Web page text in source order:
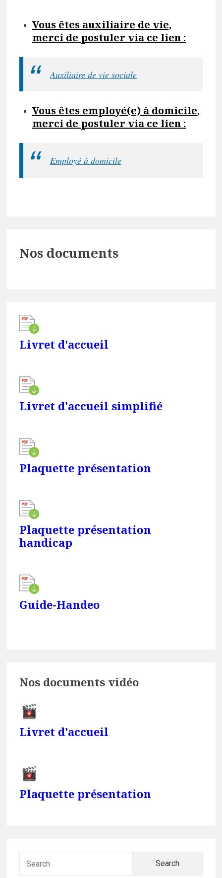
Vous êtes auxiliaire de vie,
merci de postuler via ce lien :
Auxiliaire de vie sociale
Vous êtes employé(e) à domicile,
merci de postuler via ce lien :
Employé à domicile
Sidebar
Nos documents
Livret d'accueil
Livret d'accueil simplifié
Plaquette présentation
Plaquette présentation
handicap
Guide-Handeo
Nos documents vidéo
Livret d'accueil
Plaquette présentation